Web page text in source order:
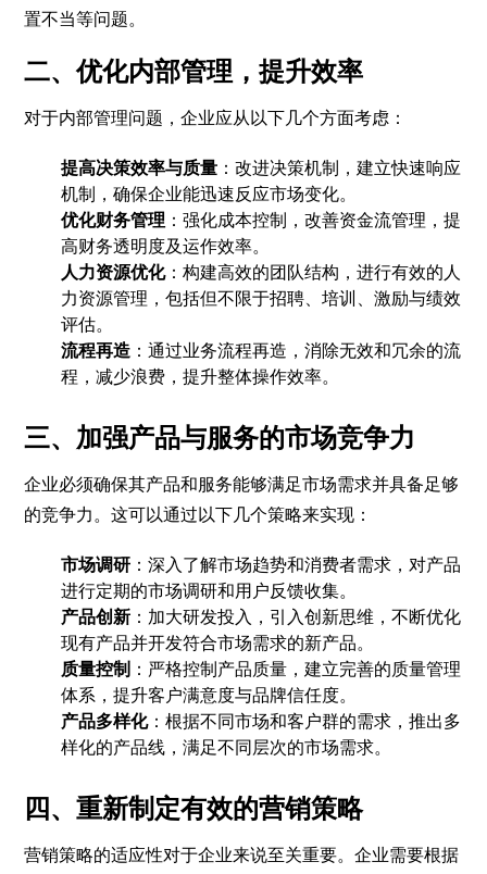
置不当等问题。
二、优化内部管理，提升效率
对于内部管理问题，企业应从以下几个方面考虑：
提高决策效率与质量 ：改进决策机制，建立快速响应
机制，确保企业能迅速反应市场变化。
优化财务管理 ：强化成本控制，改善资金流管理，提
高财务透明度及运作效率。
人力资源优化：构建高效的团队结构，进行有效的人
力资源管理，包括但不限于招聘、培训、激励与绩效
评估。
流程再造 ：通过业务流程再造，消除无效和冗余的流
程，减少浪费，提升整体操作效率。
三、加强产品与服务的市场竞争力
企业必须确保其产品和服务能够满足市场需求并具备足够
的竞争力。这可以通过以下几个策略来实现：
市场调研 ：深入了解市场趋势和消费者需求，对产品
进行定期的市场调研和用户反馈收集。
产品创新 ：加大研发投入，引入创新思维，不断优化
现有产品并开发符合市场需求的新产品。
质量控制 ：严格控制产品质量，建立完善的质量管理
体系，提升客户满意度与品牌信任度。
产品多样化：根据不同市场和客户群的需求，推出多
样化的产品线，满足不同层次的市场需求。
四、重新制定有效的营销策略
营销策略的适应性对于企业来说至关重要。企业需要根据